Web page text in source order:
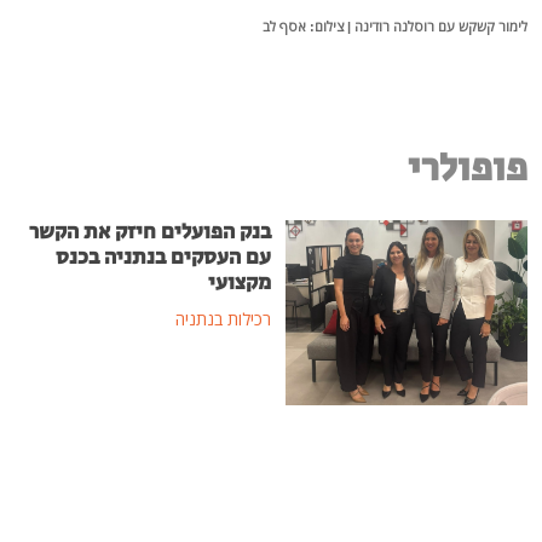
לימור קשקש עם רוסלנה רודינה | צילום: אסף לב
פופולרי
בנק הפועלים חיזק את הקשר
עם העסקים בנתניה בכנס
מקצועי
רכילות בנתניה